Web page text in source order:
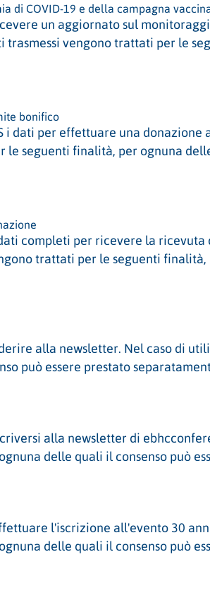
di COVID-19 e della campagna
un aggiornato sul
vengono trattati per le
bonifico
dati per effettuare una donazione
seguenti finalità, per ognuna
completi per ricevere la
trattati per le seguenti
alla newsletter. Nel caso di
può essere prestato
alla newsletter di
delle quali il consenso può
l'iscrizione all'evento 30
delle quali il consenso può